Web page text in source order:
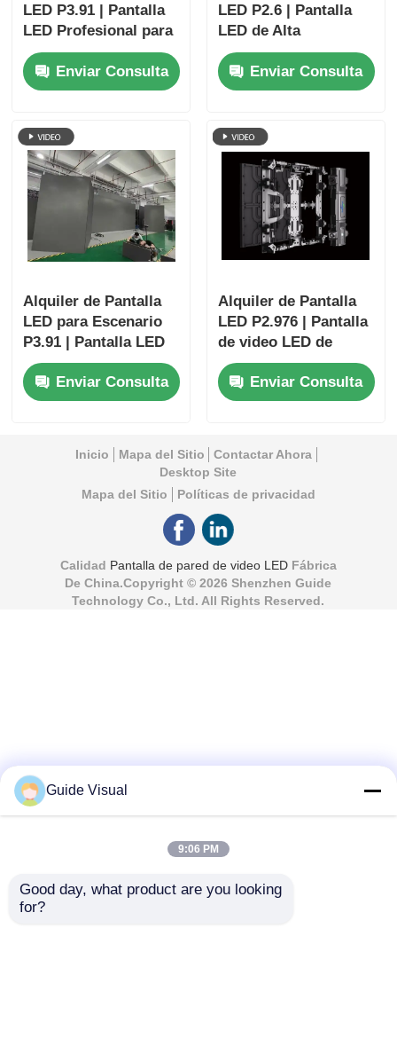
LED P3.91 | Pantalla
LED Profesional para
Escenarios en
Iglesias y Eventos
Enviar Consulta
LED P2.6 | Pantalla
LED de Alta
Resolución para
Eventos de
Visualización
Enviar Consulta
Alquiler de Pantalla
LED para Escenario
P3.91 | Pantalla LED
de Instalación sin
Herramientas con
Redundancia
Enviar Consulta
Alquiler de Pantalla
LED P2.976 | Pantalla
de video LED de
calidad broadcast
para festivales
Enviar Consulta
Inicio Mapa del Sitio
Contactar Ahora
Desktop Site
Mapa del Sitio
Políticas de privacidad
Calidad Pantalla de pared de video LEDFábrica
De China.Copyright © 2026 Shenzhen Guide
Technology Co., Ltd. All Rights Reserved.
Guide Visual
9:06 PM
Good day, what product are you looking
for?